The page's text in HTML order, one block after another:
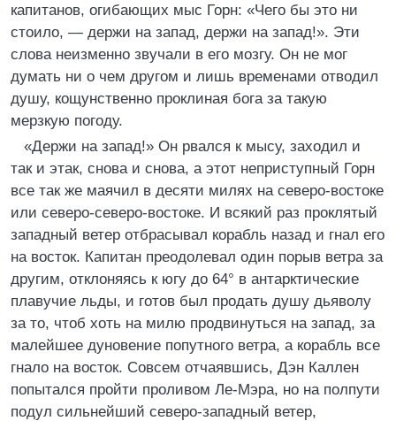
капитанов, огибающих мыс Горн: «Чего бы это ни
стоило, — держи на запад, держи на запад!». Эти
слова неизменно звучали в его мозгу. Он не мог
думать ни о чем другом и лишь временами отводил
душу, кощунственно проклиная бога за такую
мерзкую погоду.
«Держи на запад!» Он рвался к мысу, заходил и
так и этак, снова и снова, а этот неприступный Горн
все так же маячил в десяти милях на северо-востоке
или северо-северо-востоке. И всякий раз проклятый
западный ветер отбрасывал корабль назад и гнал его
на восток. Капитан преодолевал один порыв ветра за
другим, отклоняясь к югу до 64° в антарктические
плавучие льды, и готов был продать душу дьяволу
за то, чтоб хоть на милю продвинуться на запад, за
малейшее дуновение попутного ветра, а корабль все
гнало на восток. Совсем отчаявшись, Дэн Каллен
попытался пройти проливом Ле-Мэра, но на полпути
подул сильнейший северо-западный ветер,